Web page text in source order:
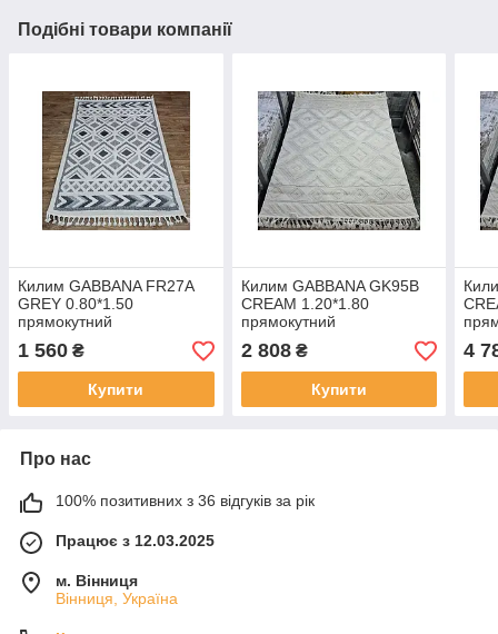
Подібні товари компанії
Килим GABBANA FR27A
GREY 0.80*1.50
прямокутний
1 560 ₴
Купити
Килим GABBANA GK95B
CREAM 1.20*1.80
прямокутний
2 808₴
Купити
4
Про нас
100% позитивних з 36 відгуків за рік
Працює з 12.03.2025
м. Вінниця
Вінниця, Україна